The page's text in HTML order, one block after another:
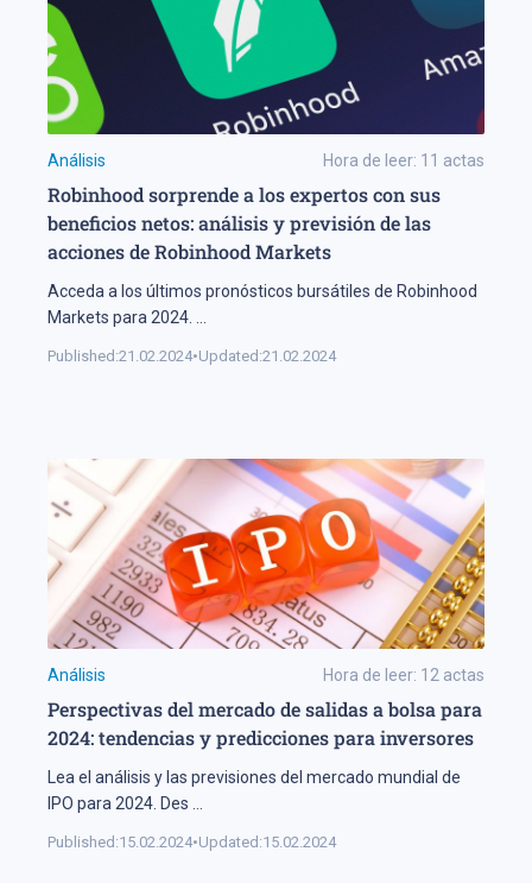
Análisis Hora de leer: 11 actas
Robinhood sorprende a los expertos con sus
beneficios netos: análisis y previsión de las
acciones de Robinhood Markets
Acceda a los últimos pronósticos bursátiles de Robinhood
Markets para 2024.
Published:21.02.2024•Updated:21.02.2024
Análisis Hora de leer: 12 actas
Perspectivas del mercado de salidas a bolsa para
2024: tendencias y predicciones para inversores
Lea el análisis y las previsiones del mercado mundial de
IPO para 2024. Des
Published:15.02.2024•Updated:15.02.2024